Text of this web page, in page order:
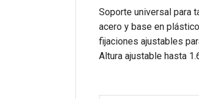
Soporte universal para
acero y base en
fijaciones ajustables
Altura ajustable hasta